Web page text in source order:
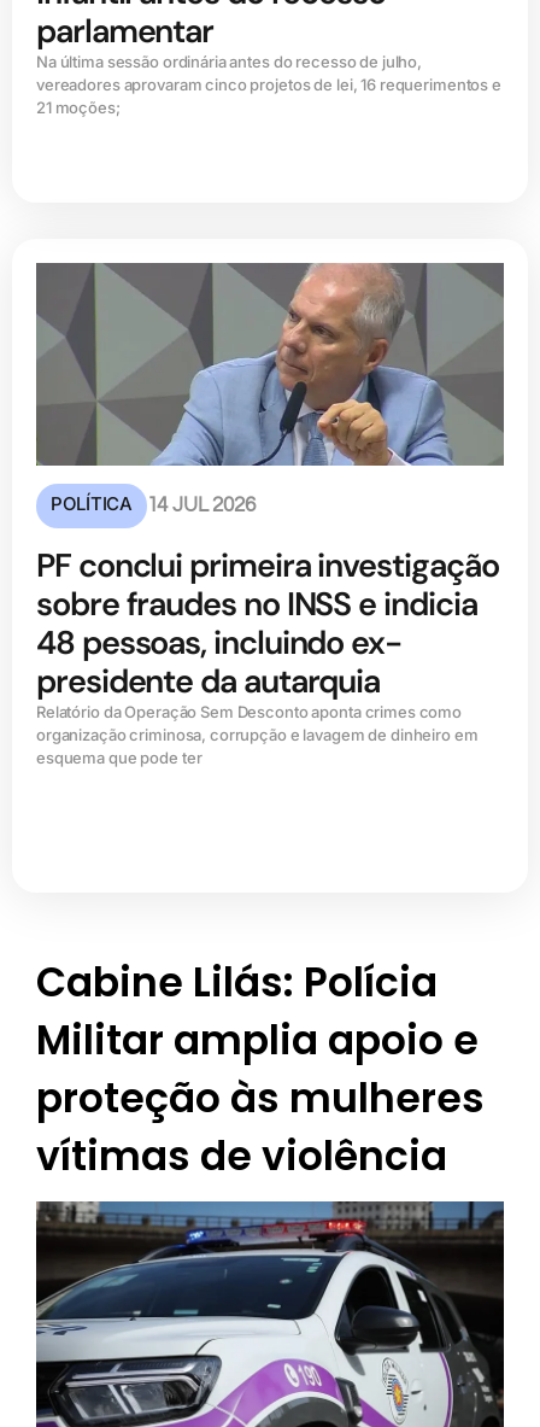
parlamentar
Na última sessão ordinária antes do recesso de julho,
vereadores aprovaram cinco projetos de lei, 16 requerimentos e
21 moções;
POLÍTICA 14 JUL 2026
PF conclui primeira investigação
sobre fraudes no INSS e indicia
48 pessoas, incluindo ex-
presidente da autarquia
Relatório da Operação Sem Desconto aponta crimes como
organização criminosa, corrupção e lavagem de dinheiro em
esquema que pode ter
Cabine Lilás: Polícia
Militar amplia apoio e
proteção às mulheres
vítimas de violência